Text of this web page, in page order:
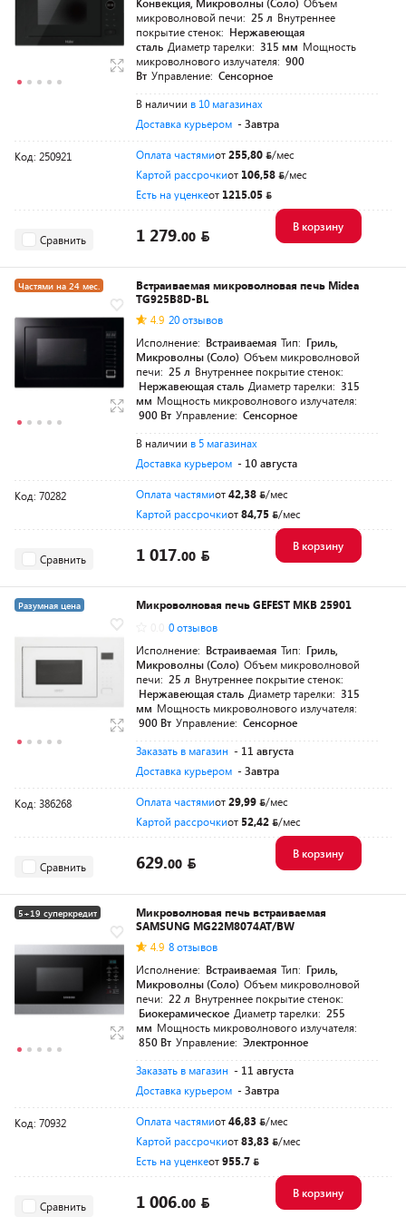
Конвекция, Микроволны (Соло) Объем
микроволновой печи: 25 л Внутреннее
покрытие стенок: Нержавеющая
сталь Диаметр тарелки: 315 мм Мощность
микроволнового излучателя: 900
Вт Управление: Сенсорное
В наличии в 10 магазинах
Доставка курьером - Завтра
Код: 250921 Оплата частямиот255,80
/мес
Картой рассрочкиот 106,58
/мес
Есть на уценкеот 1215.05
Сравнить 1 279.00
В корзину
Частями на 24 мес.
Встраиваемая микроволновая печь Midea
TG925B8D-BL
4.9 20 отзывов
Исполнение: Встраиваемая Тип: Гриль,
Микроволны (Соло) Объем микроволновой
печи: 25 л Внутреннее покрытие стенок:
Нержавеющая сталь Диаметр тарелки: 315
мм Мощность микроволнового излучателя:
900 Вт Управление: Сенсорное
В наличии в 5 магазинах
Доставка курьером - 10 августа
Код: 70282 Оплата частямиот42,38
/мес
Картой рассрочкиот84,75 /мес
Сравнить 1 017.00
В корзину
Разумная цена
Микроволновая печь GEFEST МКВ 25901
0 отзывов
Исполнение: Встраиваемая Тип: Гриль,
Микроволны (Соло) Объем микроволновой
печи: 25 л Внутреннее покрытие стенок:
Нержавеющая сталь Диаметр тарелки: 315
мм Мощность микроволнового излучателя:
900 Вт Управление: Сенсорное
Заказать в магазин - 11 августа
Доставка курьером - Завтра
Код: 386268 Оплата частямиот29,99
/мес
Картой рассрочкиот 52,42 /мес
Сравнить 629.00
В корзину
5+19 суперкредит
Микроволновая печь встраиваемая
SAMSUNG MG22M8074AT/BW
4.9 8 отзывов
Исполнение: Встраиваемая Тип: Гриль,
Микроволны (Соло) Объем микроволновой
печи: 22 л Внутреннее покрытие стенок:
Биокерамическое Диаметр тарелки: 255
мм Мощность микроволнового излучателя:
850 Вт Управление: Электронное
Заказать в магазин - 11 августа
Доставка курьером - Завтра
Код: 70932 Оплата частямиот46,83
/мес
Картой рассрочкиот83,83
/мес
Есть на уценкеот955.7
Сравнить 1 006.00
В корзину